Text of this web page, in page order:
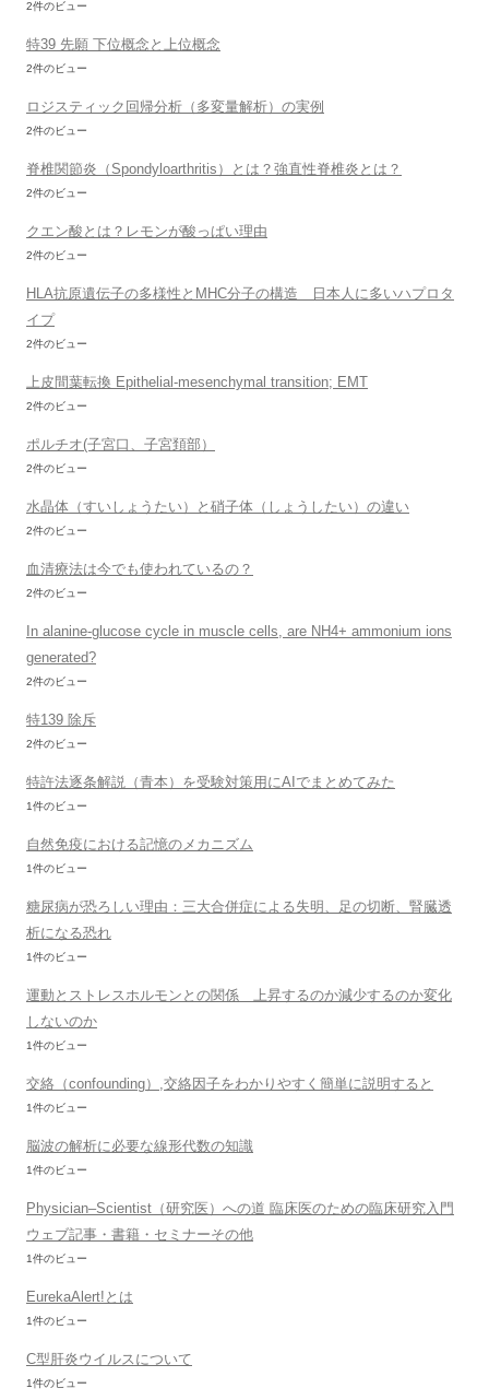
2件のビュー
特39 先願 下位概念と上位概念
2件のビュー
ロジスティック回帰分析（多変量解析）の実例
2件のビュー
脊椎関節炎（Spondyloarthritis）とは？強直性脊椎炎とは？
2件のビュー
クエン酸とは？レモンが酸っぱい理由
2件のビュー
HLA抗原遺伝子の多様性とMHC分子の構造 日本人に多いハプロタ
イプ
2件のビュー
上皮間葉転換 Epithelial-mesenchymal transition; EMT
2件のビュー
ポルチオ(子宮口、子宮頚部）
2件のビュー
水晶体（すいしょうたい）と硝子体（しょうしたい）の違い
2件のビュー
血清療法は今でも使われているの？
2件のビュー
In alanine-glucose cycle in muscle cells, are NH4+ ammonium ions
generated?
2件のビュー
特139 除斥
2件のビュー
特許法逐条解説（青本）を受験対策用にAIでまとめてみた
1件のビュー
自然免疫における記憶のメカニズム
1件のビュー
糖尿病が恐ろしい理由：三大合併症による失明、足の切断、腎臓透
析になる恐れ
1件のビュー
運動とストレスホルモンとの関係 上昇するのか減少するのか変化
しないのか
1件のビュー
交絡（confounding）,交絡因子をわかりやすく簡単に説明すると
1件のビュー
脳波の解析に必要な線形代数の知識
1件のビュー
Physician–Scientist（研究医）への道 臨床医のための臨床研究入門
ウェブ記事・書籍・セミナーその他
1件のビュー
EurekaAlert!とは
1件のビュー
C型肝炎ウイルスについて
1件のビュー